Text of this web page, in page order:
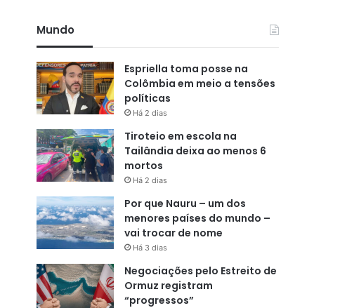
Mundo
Espriella toma posse na
Colômbia em meio a tensões
políticas
Há 2 dias
Tiroteio em escola na
Tailândia deixa ao menos 6
mortos
Há 2 dias
Por que Nauru – um dos
menores países do mundo –
vai trocar de nome
Há 3 dias
Negociações pelo Estreito de
Ormuz registram
“progressos”